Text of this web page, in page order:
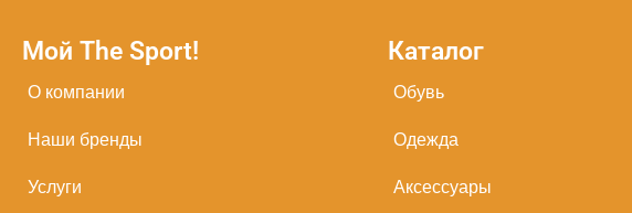
Мой The Sport!
О компании
Наши бренды
Услуги
Каталог
Обувь
Одежда
Аксессуары